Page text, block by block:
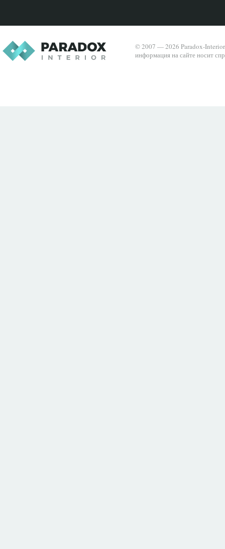
© 2007 — 2026 Paradox-
информация на сайте носит